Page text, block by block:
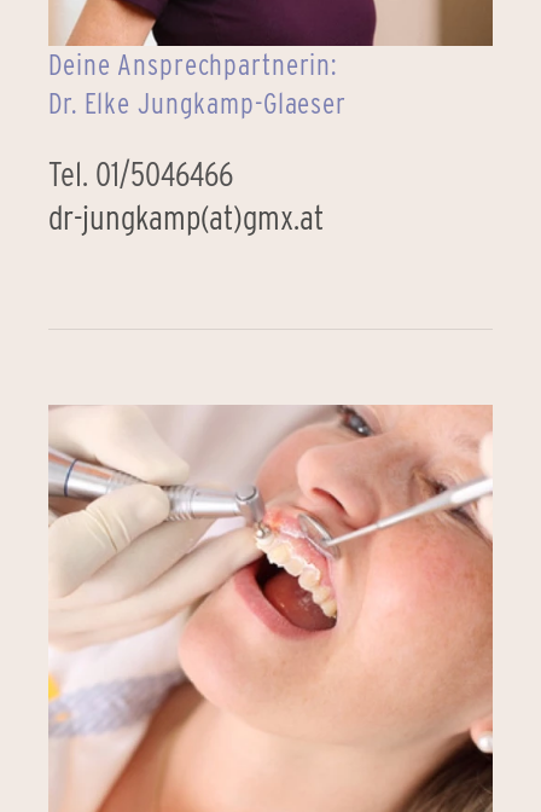
Deine Ansprechpartnerin:
Dr. Elke Jungkamp-Glaeser
Tel. 01/5046466
dr-jungkamp(at)gmx.at